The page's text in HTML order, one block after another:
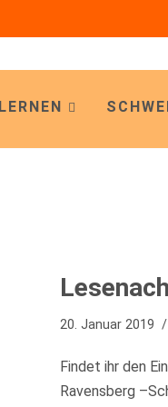
LERNEN
20. Januar 2019
Findet ihr den
Ravensberg